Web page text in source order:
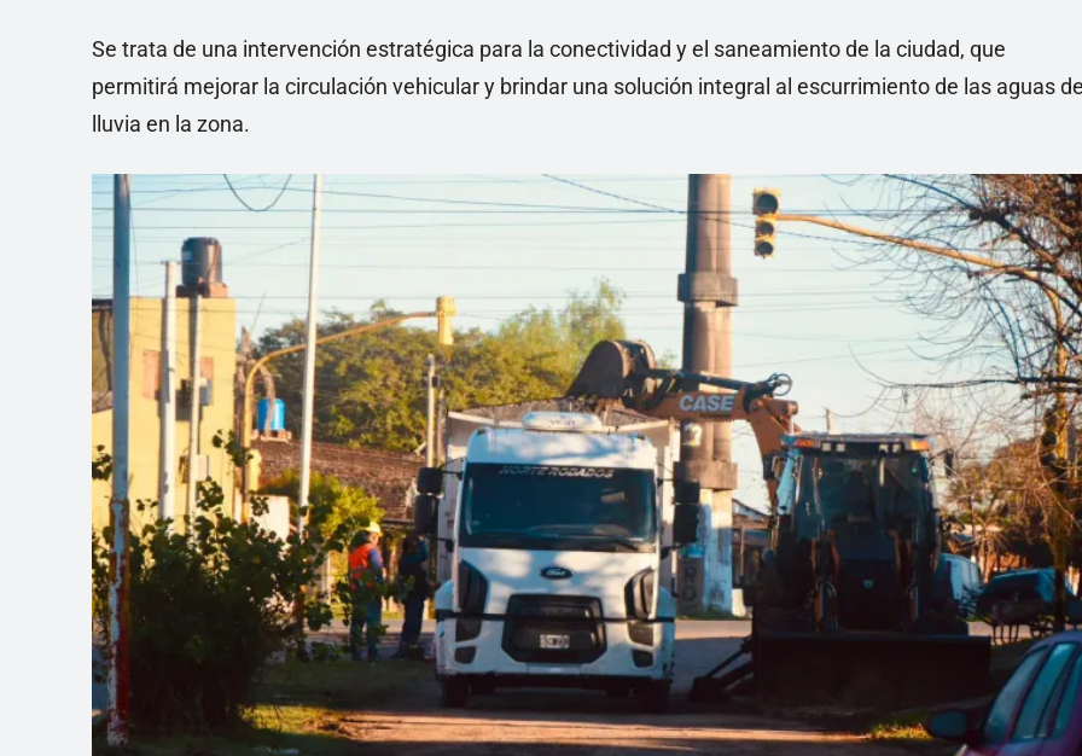
Se trata de una intervención estratégica para la conectividad y el saneamiento de la ciudad, que
permitirá mejorar la circulación vehicular y brindar una solución integral al escurrimiento de las aguas
lluvia en la zona.